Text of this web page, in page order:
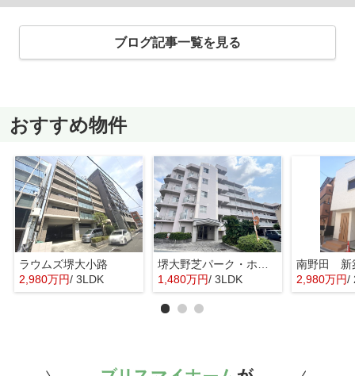
ブログ記事一覧を見る
おすすめ物件
ラウムズ堺大小路
2,980万円/ 3LDK
1,480万円/ 3LDK
南野田 新
2,980万円/